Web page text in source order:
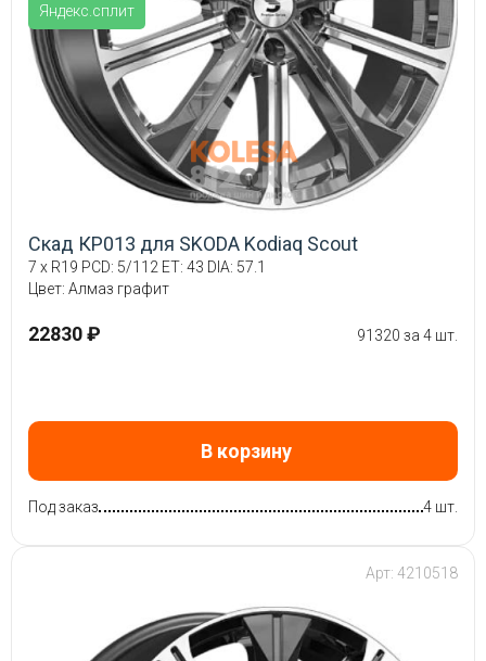
Яндекс.сплит
Скад КР013 для SKODA Kodiaq Scout
7 x R19 PCD: 5/112 ET: 43 DIA: 57.1
Цвет: Алмаз графит
22830 ₽ 91320 за 4 шт.
В корзину
Под заказ 4 шт.
Арт: 4210518